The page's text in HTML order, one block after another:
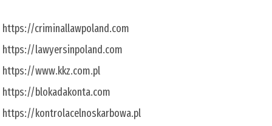
https://criminallawpoland.com
https://lawyersinpoland.com
https://www.kkz.com.pl
https://blokadakonta.com
https://kontrolacelnoskarbowa.pl